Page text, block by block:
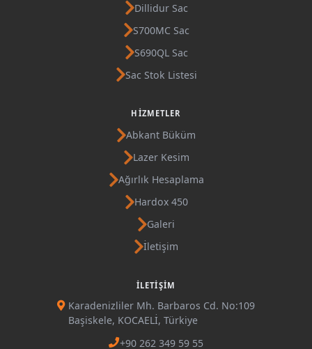
Dillidur Sac
S700MC Sac
S690QL Sac
Sac Stok Listesi
HIZMETLER
Abkant Büküm
Lazer Kesim
Ağırlık Hesaplama
Hardox 450
Galeri
İletişim
İLETIŞIM
Karadenizliler Mh. Barbaros Cd. No:109
Başiskele, KOCAELİ, Türkiye
+90 262 349 59 55